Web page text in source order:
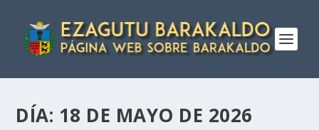
DÍA: 18 DE MAYO DE 2026